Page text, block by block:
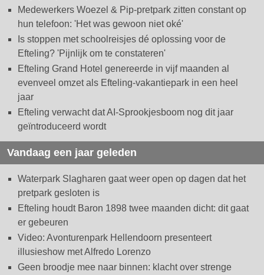
Medewerkers Woezel & Pip-pretpark zitten constant op
hun telefoon: 'Het was gewoon niet oké'
Is stoppen met schoolreisjes dé oplossing voor de
Efteling? 'Pijnlijk om te constateren'
Efteling Grand Hotel genereerde in vijf maanden al
evenveel omzet als Efteling-vakantiepark in een heel
jaar
Efteling verwacht dat AI-Sprookjesboom nog dit jaar
geïntroduceerd wordt
Vandaag een jaar geleden
Waterpark Slagharen gaat weer open op dagen dat het
pretpark gesloten is
Efteling houdt Baron 1898 twee maanden dicht: dit gaat
er gebeuren
Video: Avonturenpark Hellendoorn presenteert
illusieshow met Alfredo Lorenzo
Geen broodje mee naar binnen: klacht over strenge